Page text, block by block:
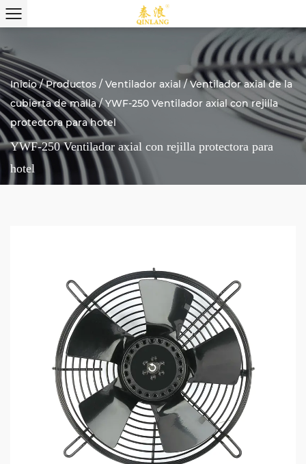
Inicio/Productos / Ventilador axial/Ventilador axial de la
cubierta de malla/YWF-250 Ventilador axial con rejilla
protectora para hotel
YWF-250 Ventilador axial con rejilla protectora para
hotel